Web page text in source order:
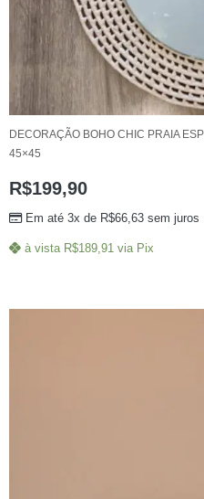
DECORAÇÃO BOHO CHIC PRAIA
45×45
R$199,90
Em até 3x de R$66,63 sem juros
à vista R$189,91 via Pix